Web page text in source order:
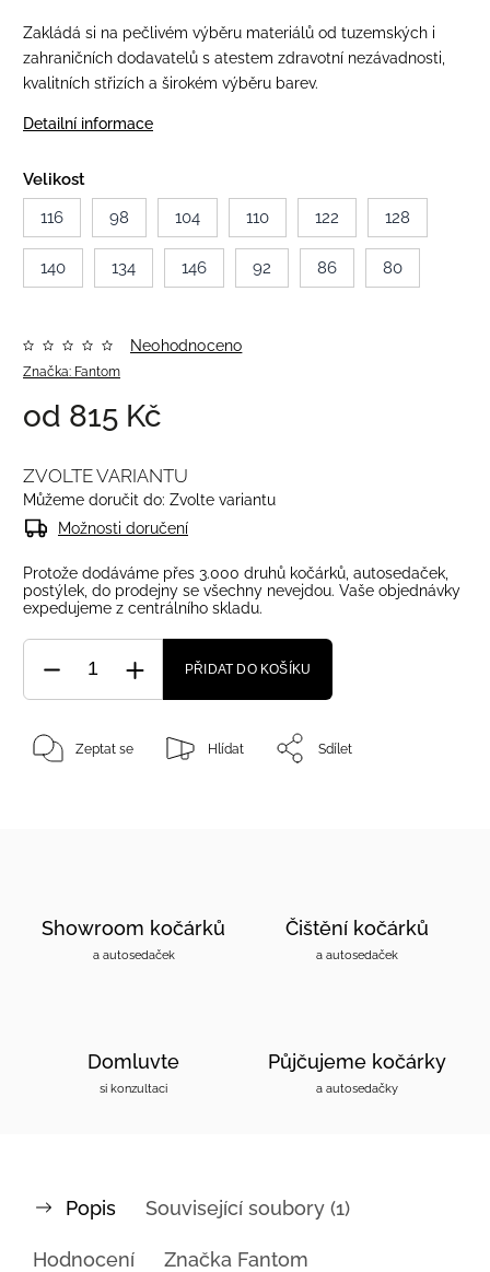
Zakládá si na pečlivém výběru materiálů od tuzemských i
zahraničních dodavatelů s atestem zdravotní nezávadnosti,
kvalitních střizích a širokém výběru barev.
Detailní informace
Velikost
116
98 104 110 122 128
140 134 146 92 86 80
Značka: Fantom
Neohodnoceno
od 815 Kč
ZVOLTE VARIANTU
Můžeme doručit do: Zvolte variantu
Možnosti doručení
Protože dodáváme přes 3.000 druhů kočárků, autosedaček,
postýlek, do prodejny se všechny nevejdou. Vaše objednávky
expedujeme z centrálního skladu.
PŘIDAT DO KOŠÍKU
Zeptat se Hlídat Sdílet
Showroom kočárků
a autosedaček
Čištění kočárků
a autosedaček
Domluvte
si konzultaci
Půjčujeme kočárky
a autosedačky
Popis Související soubory (1)
Hodnocení Značka Fantom